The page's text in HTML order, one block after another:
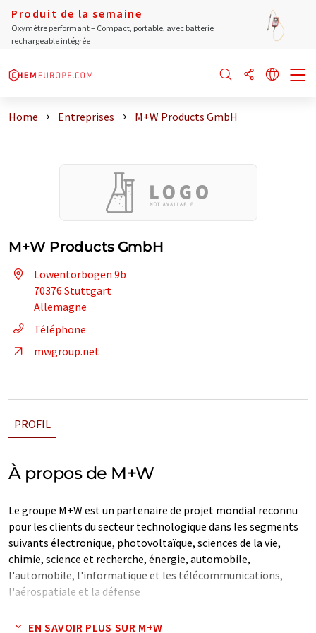
Produit de la semaine
Oxymètre performant – Compact, portable, avec batterie
rechargeable intégrée
Home Entreprises M+W Products GmbH
M+W Products GmbH
Löwentorbogen 9b
70376 Stuttgart
Allemagne
Téléphone
mwgroup.net
PROFIL
À propos de M+W
Le groupe M+W est un partenaire de projet mondial reconnu
pour les clients du secteur technologique dans les segments
suivants électronique, photovoltaïque, sciences de la vie,
chimie, science et recherche, énergie, automobile,
l'automobile, l'informatique et les télécommunications,
l'aérospatiale et la défense
Note: Cet article a été traduit à l'aide d'un système
EN SAVOIR PLUS SUR M+W